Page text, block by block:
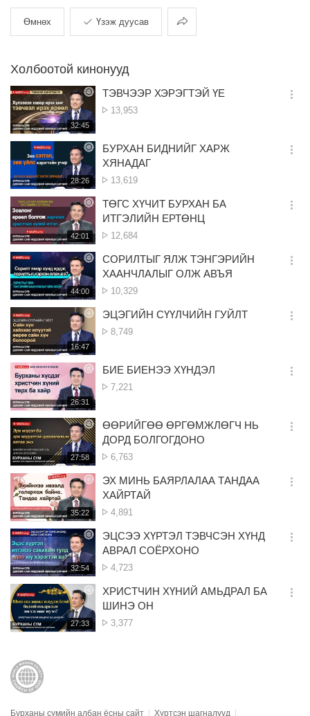
Өмнөх Үзэж дуусав Хуваалцах
Холбоотой кинонууд
재
생
시
간
32:45
ТЭВЧЭЭР ХЭРЭГТЭЙ ҮЕ
Үзэлт
13,953
옵
기
재
생
시
간
28:26
БУРХАН БИДНИЙГ ХАРЖ
ХЯНАДАГ
Үзэлт
13,619
옵
기
재
생
시
간
42:01
ТӨГС ХҮЧИТ БУРХАН БА
ИТГЭЛИЙН ЕРТӨНЦ
Үзэлт
12,684
옵
기
재
생
시
간
44:00
СОРИЛТЫГ ЯЛЖ ТЭНГЭРИЙН
ХААНЧЛАЛЫГ ОЛЖ АВЪЯ
Үзэлт
10,329
옵
기
재
생
시
간
16:47
ЭЦЭГИЙН СҮҮЛЧИЙН ГУЙЛТ
Үзэлт
8,749
옵
기
재
생
시
간
26:31
БИЕ БИЕНЭЭ ХҮНДЭЛ
Үзэлт
7,221
옵
기
재
생
시
간
27:58
ӨӨРИЙГӨӨ ӨРГӨМЖЛӨГЧ НЬ
ДОРД БОЛГОГДОНО
Үзэлт
6,763
옵
기
재
생
시
간
35:22
ЭХ МИНЬ БАЯРЛАЛАА ТАНДАА
ХАЙРТАЙ
Үзэлт
4,891
옵
기
재
생
시
간
32:54
ЭЦСЭЭ ХҮРТЭЛ ТЭВЧСЭН ХҮНД
АВРАЛ СОЁРХОНО
Үзэлт
4,723
옵
기
재
생
27:33
ХРИСТЧИН ХҮНИЙ АМЬДРАЛ БА
ШИНЭ ОН
Үзэлт
3,377
옵
Бурханы сүмийн албан ёсны сайт Хүртсэн шагналууд